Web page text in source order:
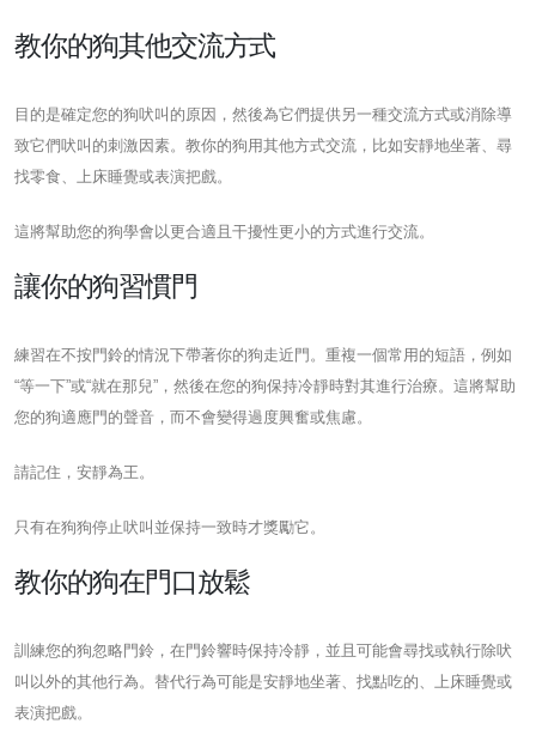
教你的狗其他交流方式
目的是確定您的狗吠叫的原因，然後為它們提供另一種交流方式或消除導
致它們吠叫的刺激因素。教你的狗用其他方式交流，比如安靜地坐著、尋
找零食、上床睡覺或表演把戲。
這將幫助您的狗學會以更合適且干擾性更小的方式進行交流。
讓你的狗習慣門
練習在不按門鈴的情況下帶著你的狗走近門。重複一個常用的短語，例如
“等一下”或“就在那兒”，然後在您的狗保持冷靜時對其進行治療。這將幫助
您的狗適應門的聲音，而不會變得過度興奮或焦慮。
請記住，安靜為王。
只有在狗狗停止吠叫並保持一致時才獎勵它。
教你的狗在門口放鬆
訓練您的狗忽略門鈴，在門鈴響時保持冷靜，並且可能會尋找或執行除吠
叫以外的其他行為。替代行為可能是安靜地坐著、找點吃的、上床睡覺或
表演把戲。